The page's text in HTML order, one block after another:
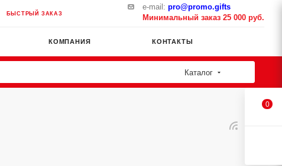
БЫСТРЫЙ ЗАКАЗ
e-mail: pro@promo.gifts
Минимальный заказ 25 000 руб.
КОМПАНИЯ КОНТАКТЫ
Каталог
0